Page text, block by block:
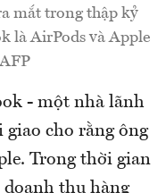
mắt trong thập kỷ
là AirPods và Apple
- một nhà lãnh
giao cho rằng ông
Trong thời gian
doanh thu hàng